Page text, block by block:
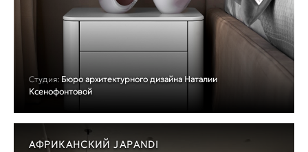
Студия: Бюро архитектурного дизайна Наталии
Ксенофонтовой
АФРИКАНСКИЙ JAPANDI